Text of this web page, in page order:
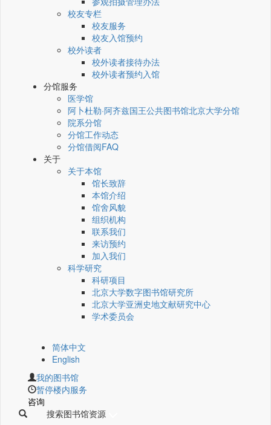
校友专栏
校友服务
校友入馆预约
校外读者
校外读者接待办法
校外读者预约入馆
分馆服务
医学馆
阿卜杜勒·阿齐兹国王公共图书馆北京大学分馆
院系分馆
分馆工作动态
分馆借阅FAQ
关于
关于本馆
馆长致辞
本馆介绍
馆舍风貌
组织机构
联系我们
来访预约
加入我们
科学研究
科研项目
北京大学数字图书馆研究所
北京大学亚洲史地文献研究中心
学术委员会
简体中文
English
我的图书馆
暂停楼内服务
咨询
搜索图书馆资源